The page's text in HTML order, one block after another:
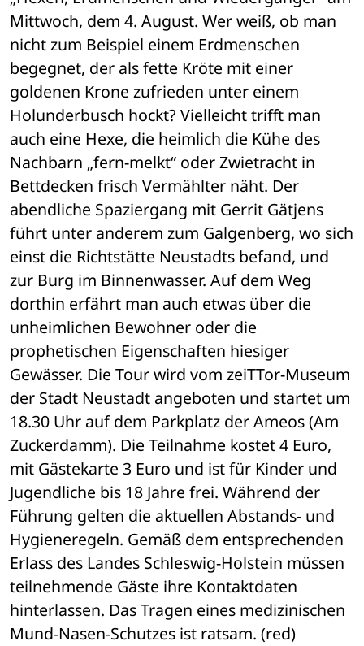
Mittwoch, dem 4. August. Wer weiß, ob man
nicht zum Beispiel einem Erdmenschen
begegnet, der als fette Kröte mit einer
goldenen Krone zufrieden unter einem
Holunderbusch hockt? Vielleicht trifft man
auch eine Hexe, die heimlich die Kühe des
Nachbarn „fern-melkt“ oder Zwietracht in
Bettdecken frisch Vermählter näht. Der
abendliche Spaziergang mit Gerrit Gätjens
führt unter anderem zum Galgenberg, wo sich
einst die Richtstätte Neustadts befand, und
zur Burg im Binnenwasser. Auf dem Weg
dorthin erfährt man auch etwas über die
unheimlichen Bewohner oder die
prophetischen Eigenschaften hiesiger
Gewässer. Die Tour wird vom zeiTTor-Museum
der Stadt Neustadt angeboten und startet um
18.30 Uhr auf dem Parkplatz der Ameos (Am
Zuckerdamm). Die Teilnahme kostet 4 Euro,
mit Gästekarte 3 Euro und ist für Kinder und
Jugendliche bis 18 Jahre frei. Während der
Führung gelten die aktuellen Abstands- und
Hygieneregeln. Gemäß dem entsprechenden
Erlass des Landes Schleswig-Holstein müssen
teilnehmende Gäste ihre Kontaktdaten
hinterlassen. Das Tragen eines medizinischen
Mund-Nasen-Schutzes ist ratsam. (red)